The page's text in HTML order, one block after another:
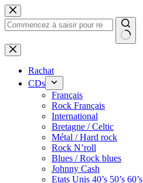
Passer
au
contenu
Rachat
CDs
Français
Rock Français
International
Bretagne / Celtic
Métal / Hard rock
Rock N’roll
Blues / Rock blues
Johnny Cash
Etats Unis 40’s 50’s 60’s